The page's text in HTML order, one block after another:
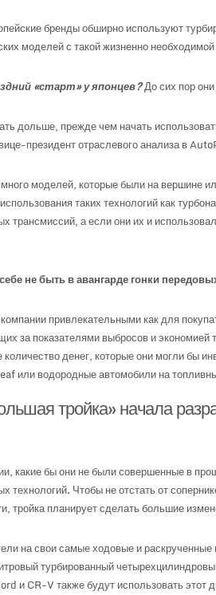
бренды обширно используют
моделей с такой жизненно
«старт» у японцев?До сих пор
дольше, прежде чем начать
президент отраслевого анализа в
моделей, которые были на вершине
таких технологий как
трансмиссий, а если они их и
не быть в авангарде гонки
привлекательными как для
за показателями выбросов и экономией
денег, которые они могли бы
или водородные автомобили на
тройка» начала
какие бы они не были совершенные в
технологий. Чтобы не отстать от
тройка планирует сделать большие
на свои самые ходовые и
турбированный
и CR-V также будут использовать этот